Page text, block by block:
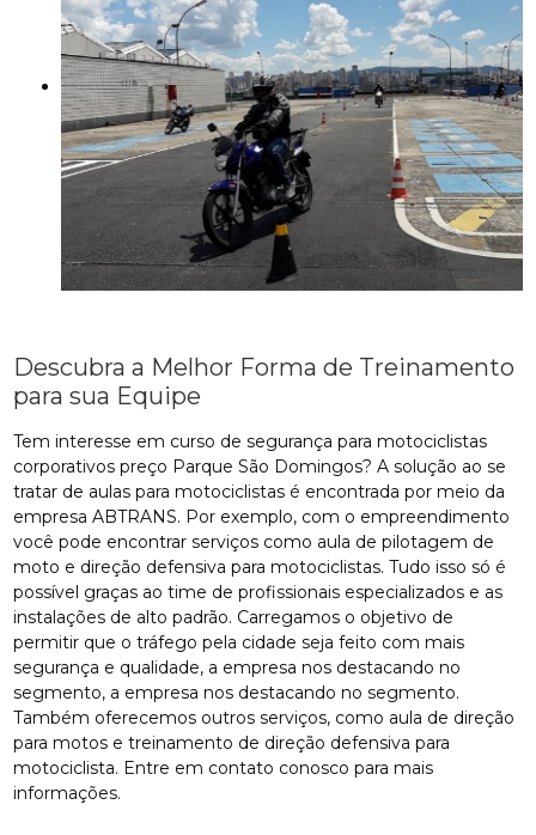
Descubra a Melhor Forma de Treinamento
para sua Equipe
Tem interesse em curso de segurança para motociclistas
corporativos preço Parque São Domingos? A solução ao se
tratar de aulas para motociclistas é encontrada por meio da
empresa ABTRANS. Por exemplo, com o empreendimento
você pode encontrar serviços como aula de pilotagem de
moto e direção defensiva para motociclistas. Tudo isso só é
possível graças ao time de profissionais especializados e as
instalações de alto padrão. Carregamos o objetivo de
permitir que o tráfego pela cidade seja feito com mais
segurança e qualidade, a empresa nos destacando no
segmento, a empresa nos destacando no segmento.
Também oferecemos outros serviços, como aula de direção
para motos e treinamento de direção defensiva para
motociclista. Entre em contato conosco para mais
informações.